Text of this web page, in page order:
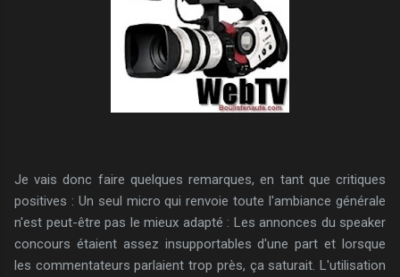
Je vais donc faire quelques remarques, en tant que critiques
positives : Un seul micro qui renvoie toute l'ambiance générale
n'est peut-être pas le mieux adapté : Les annonces du speaker
concours étaient assez insupportables d'une part et lorsque
les commentateurs parlaient trop près, ça saturait. L'utilisation